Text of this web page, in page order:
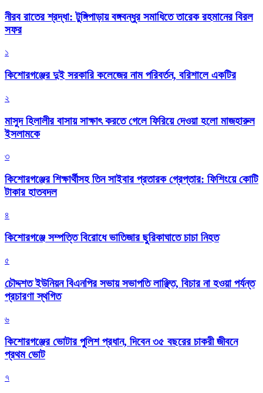
নীরব রাতের শ্রদ্ধা: টুঙ্গিপাড়ায় বঙ্গবন্ধুর সমাধিতে তারেক রহমানের বিরল
সফর
১
কিশোরগঞ্জের দুই সরকারি কলেজের নাম পরিবর্তন, বরিশালে একটির
২
মাসুদ হিলালীর বাসায় সাক্ষাৎ করতে গেলে ফিরিয়ে দেওয়া হলো মাজহারুল
ইসলামকে
৩
কিশোরগঞ্জের শিক্ষার্থীসহ তিন সাইবার প্রতারক গ্রেপ্তার: ফিশিংয়ে কোটি
টাকার হাতবদল
৪
কিশোরগঞ্জে সম্পত্তি বিরোধে ভাতিজার ছুরিকাঘাতে চাচা নিহত
৫
চৌদ্দশত ইউনিয়ন বিএনপির সভায় সভাপতি লাঞ্ছিত, বিচার না হওয়া পর্যন্ত
প্রচারণা স্থগিত
৬
কিশোরগঞ্জের ভোটার পুলিশ প্রধান, দিবেন ৩৫ বছরের চাকরী জীবনে
প্রথম ভোট
৭